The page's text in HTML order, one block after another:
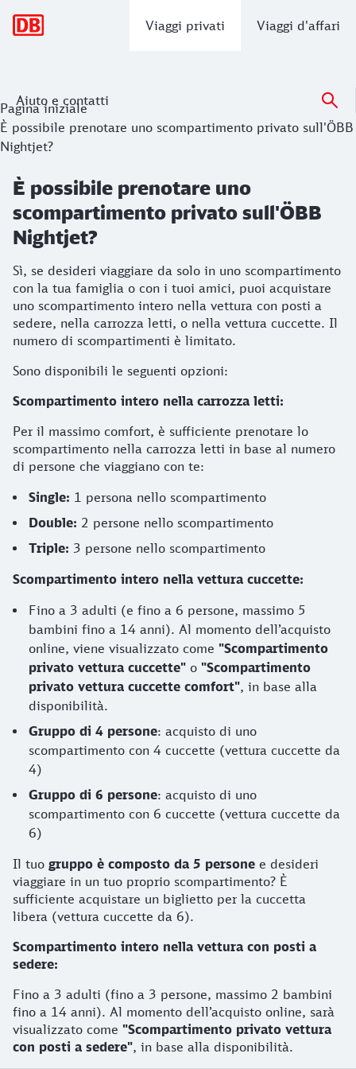
Viaggi privati Viaggi d'affari
Aiuto e contatti
Pagina iniziale
È possibile prenotare uno scompartimento privato sull'ÖBB
Nightjet?
È possibile prenotare uno
scompartimento privato sull'ÖBB
Nightjet?
Sì, se desideri viaggiare da solo in uno scompartimento
con la tua famiglia o con i tuoi amici, puoi acquistare
uno scompartimento intero nella vettura con posti a
sedere, nella carrozza letti, o nella vettura cuccette. Il
numero di scompartimenti è limitato.
Sono disponibili le seguenti opzioni:
Scompartimento intero nella carrozza letti:
Per il massimo comfort, è sufficiente prenotare lo
scompartimento nella carrozza letti in base al numero
di persone che viaggiano con te:
Single: 1 persona nello scompartimento
Double: 2 persone nello scompartimento
Triple: 3 persone nello scompartimento
Scompartimento intero nella vettura cuccette:
Fino a 3 adulti (e fino a 6 persone, massimo 5
bambini fino a 14 anni). Al momento dell’acquisto
online, viene visualizzato come "Scompartimento
privato vettura cuccette" o "Scompartimento
privato vettura cuccette comfort", in base alla
disponibilità.
Gruppo di 4 persone: acquisto di uno
scompartimento con 4 cuccette (vettura cuccette da
4)
Gruppo di 6 persone: acquisto di uno
scompartimento con 6 cuccette (vettura cuccette da
6)
Il tuo gruppo è composto da 5 persone e desideri
viaggiare in un tuo proprio scompartimento? È
sufficiente acquistare un biglietto per la cuccetta
libera (vettura cuccette da 6).
Scompartimento intero nella vettura con posti a
sedere:
Fino a 3 adulti (fino a 3 persone, massimo 2 bambini
fino a 14 anni). Al momento dell’acquisto online, sarà
visualizzato come "Scompartimento privato vettura
con posti a sedere", in base alla disponibilità.